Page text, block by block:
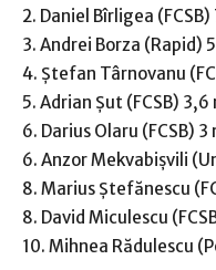
2. Daniel Bîrligea
3. Andrei Borza (Rapid)
4. Ștefan Târnovanu
5. Adrian Șut (FCSB)
6. Darius Olaru (FCSB)
6. Anzor Mekvabișvili
8. Marius Ștefănescu
8. David Miculescu
10. Mihnea Rădulescu